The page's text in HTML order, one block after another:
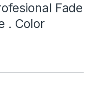
Fade
. Color